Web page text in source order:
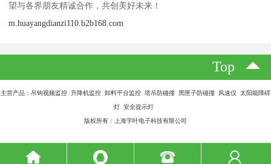
望与各界朋友精诚合作，共创美好未来！
m.huayangdianzi110.b2b168.com
Top
主营产品：吊钩视频监控 升降机监控 卸料平台监控 塔吊防碰撞 黑匣子防碰撞 风速仪 太阳能障碍
灯 安全提示灯
版权所有：上海宇叶电子科技有限公司